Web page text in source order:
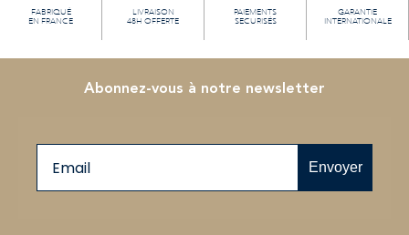
FABRIQUÉ
EN FRANCE
LIVRAISON
48H OFFERTE
PAIEMENTS
SECURISÉS
GARANTIE
INTERNATIONALE
Abonnez-vous à notre newsletter
Envoyer